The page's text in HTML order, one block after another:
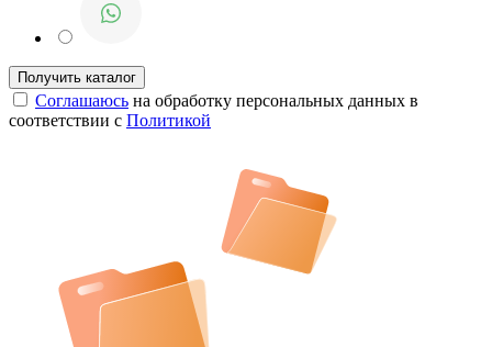
Соглашаюсь на обработку персональных данных в
соответствии с Политикой